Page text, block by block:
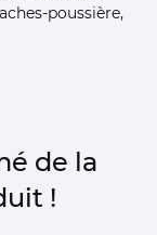
poussière,
de la
!